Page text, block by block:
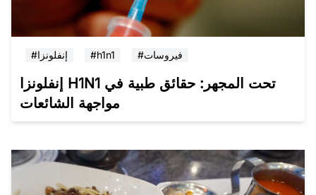
#إنفلونزا #h1n1 #فيروسات
إنفلونزا H1N1 تحت المجهر: حقائق طبية في
مواجهة الشائعات